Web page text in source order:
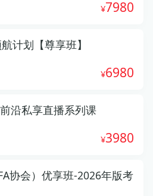
7980
计划【尊享班】
6980
沿私享直播系列课
3980
协会）优享班-2026年版考